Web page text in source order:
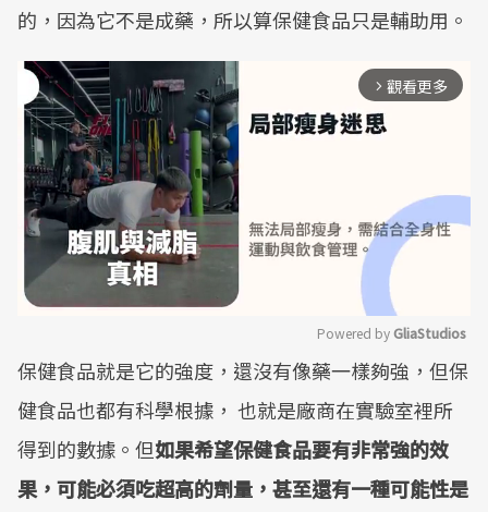
的，因為它不是成藥，所以算保健食品只是輔助用。
arrow_forward_ios 觀看更多
Mute
Powered by GliaStudios
保健食品就是它的強度，還沒有像藥一樣夠強，但保
健食品也都有科學根據， 也就是廠商在實驗室裡所
得到的數據。但如果希望保健食品要有非常強的效
果，可能必須吃超高的劑量，甚至還有一種可能性是